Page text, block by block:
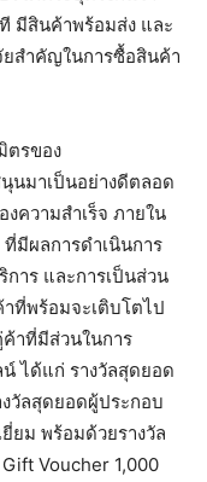
มีสินค้าพร้อมส่ง และ
ยสำคัญในการซื้อสินค้า
ตรของ
นมาเป็นอย่างดีตลอด
งความสำเร็จ ภายใน
มีผลการดำเนินการ
าร และการเป็นส่วน
ที่พร้อมจะเติบโตไป
าที่มีส่วนในการ
ได้แก่ รางวัลสุดยอด
วัลสุดยอดผู้ประกอบ
ยม พร้อมด้วยรางวัล
Voucher 1,000